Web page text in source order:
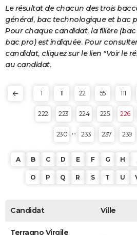
S'inscrire
Se connecter
Lycées
Collèges
Primaires
Universités
Entreprises
Service militaire
Avis de recherche
AVIS DE DÉCÈS
FORUM
Bricolage
Lifestyle
Culture
Sport
Auto
Television
Voyage
Cinema
Le résultat de chacun des trois
général, bac technologique et bac
Pour chaque candidat, la filière
bac pro) est indiquée. Pour
candidat, cliquez sur le lien "Voir le
au candidat.
1 11 22 55 111
222 223 224 225 226
230 ... 233 237 239
A B C D E F G H
O P Q R S T U
Candidat Ville
Terragno Virgile